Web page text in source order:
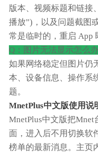
版本、视频标题和链接
播放”)，以及问题截图
常是临时的，重启 App
Q：图片无法显示怎么
如果网络稳定但图片仍
本、设备信息、操作系
题。
MnetPlus中文版使用说
MnetPlus中文版把
面，进入后不用切换软
榜单的最新消息。主页